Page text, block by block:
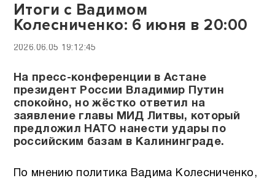
Итоги с Вадимом
Колесниченко: 6 июня в 20:00
2026.06.05 19:12:45
На пресс-конференции в Астане
президент России Владимир Путин
спокойно, но жёстко ответил на
заявление главы МИД Литвы, который
предложил НАТО нанести удары по
российским базам в Калининграде.
По мнению политика Вадима Колесниченко,